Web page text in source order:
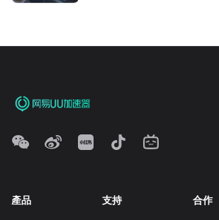
產品 支持 合作